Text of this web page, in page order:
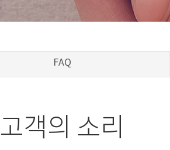
FAQ
고객의 소리